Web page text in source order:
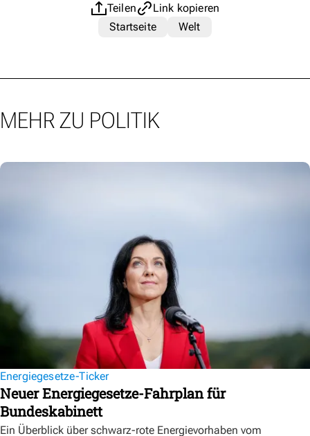
Teilen
Link kopieren
Startseite
Welt
MEHR ZU POLITIK
Energiegesetze-Ticker
Neuer Energiegesetze-Fahrplan für
Bundeskabinett
Ein Überblick über schwarz-rote Energievorhaben vom